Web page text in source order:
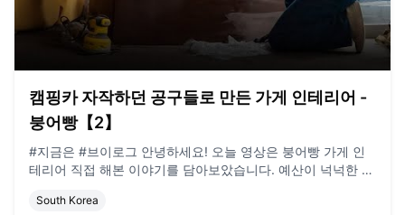
캠핑카 자작하던 공구들로 만든 가게 인테리어 -
붕어빵【2】
#지금은 #브이로그 안녕하세요! 오늘 영상은 붕어빵 가게 인
테리어 직접 해본 이야기를 담아보았습니다. 예산이 넉넉한 건
는 것들도 많아서 시행착오도 꽤 있었네요 😅 그리고 버스가
South Korea